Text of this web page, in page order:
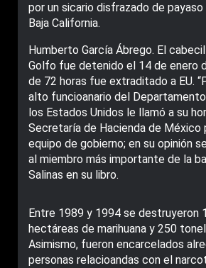
por un sicario disfrazado de
Baja California.
Humberto García Ábrego. El
Golfo fue detenido el 14 de enero
de 72 horas fue extraditado a EU.
alto funcioanario del
los Estados Unidos le llamó a su
Secretaría de Hacienda de México
equipo de gobierno; en su opinión
al miembro más importante de la
Salinas en su libro.
Entre 1989 y 1994 se destruyeron
hectáreas de marihuana y 250
Asimismo, fueron encarcelados
personas relacioandas con el